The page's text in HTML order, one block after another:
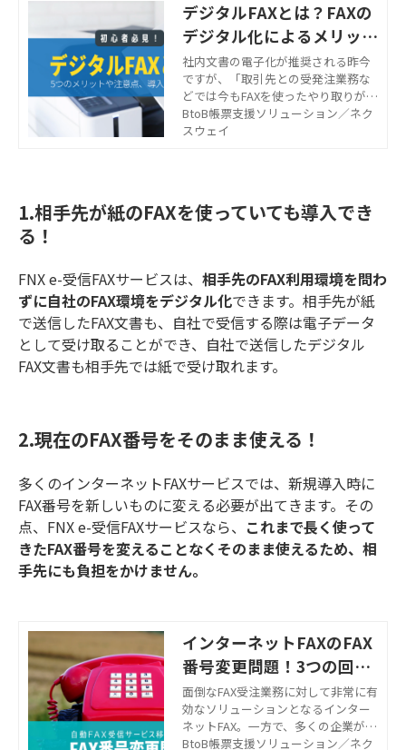
デジタルFAXとは？FAXの
デジタル化によるメリット
や導入の流れを解説
社内文書の電子化が推奨される昨今
ですが、「取引先との受発注業務な
どでは今もFAXを使ったやり取りが欠
かせない」という方も多いでしょ
う。そこでこの記事では、FAXによる
BtoB帳票支援ソリューション／ネク
スウェイ
1.相手先が紙のFAXを使っていても導入でき
る！
FNX e-受信FAXサービスは、 相手先のFAX利用環境を問わ
ずに自社のFAX環境をデジタル化できます。相手先が紙
で送信したFAX文書も、自社で受信する際は電子データ
として受け取ることができ、自社で送信したデジタル
FAX文書も相手先では紙で受け取れます。
2.現在のFAX番号をそのまま使える！
多くのインターネットFAXサービスでは、新規導入時に
FAX番号を新しいものに変える必要が出てきます。その
点、FNX e-受信FAXサービスなら、 これまで長く使って
きたFAX番号を変えることなくそのまま使えるため、相
手先にも負担をかけません。
インターネットFAXのFAX
番号変更問題！3つの回避
策もご紹介
面倒なFAX受注業務に対して非常に有
効なソリューションとなるインター
ネットFAX。一方で、多くの企業が直
面しているのが、「今使っているFAX
BtoB帳票支援ソリューション／ネク